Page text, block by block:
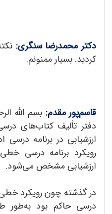
دکتر محمدرضا سنگری:
کردید. بسیار ممنونم.
قاسم‌پور مقدم: بسم ‌الله
دفتر تألیف کتاب‌های
ارزشیابی در برنامه
رویکرد برنامه درسی
ارزشیابی مشخص می‌شود.
در گذشته چون رویکرد
درسی حاکم بود به‌طور